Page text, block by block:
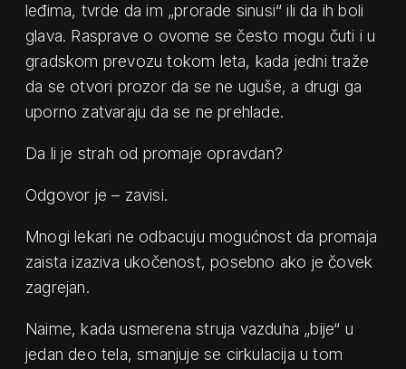
leđima, tvrde da im „prorade sinusi“ ili da ih boli
glava. Rasprave o ovome se često mogu čuti i u
gradskom prevozu tokom leta, kada jedni traže
da se otvori prozor da se ne uguše, a drugi ga
uporno zatvaraju da se ne prehlade.
Da li je strah od promaje opravdan?
Odgovor je – zavisi.
Mnogi lekari ne odbacuju mogućnost da promaja
zaista izaziva ukočenost, posebno ako je čovek
zagrejan.
Naime, kada usmerena struja vazduha „bije“ u
jedan deo tela, smanjuje se cirkulacija u tom